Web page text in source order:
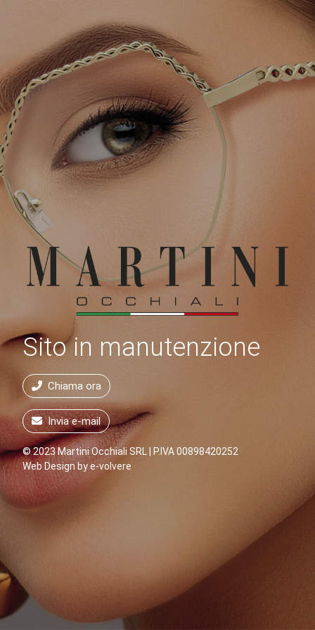
Sito in manutenzione
Chiama ora
Invia e-mail
© 2023 Martini Occhiali SRL | P.IVA 00898420252
Web Design bye-volvere